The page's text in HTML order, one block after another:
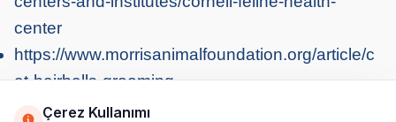
center
https://www.morrisanimalfoundation.org/article/c
at-hairballs-grooming
Çerez Kullanımı